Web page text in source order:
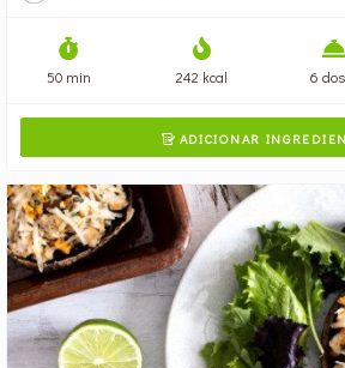
50 min 242 kcal 6
ADICIONAR